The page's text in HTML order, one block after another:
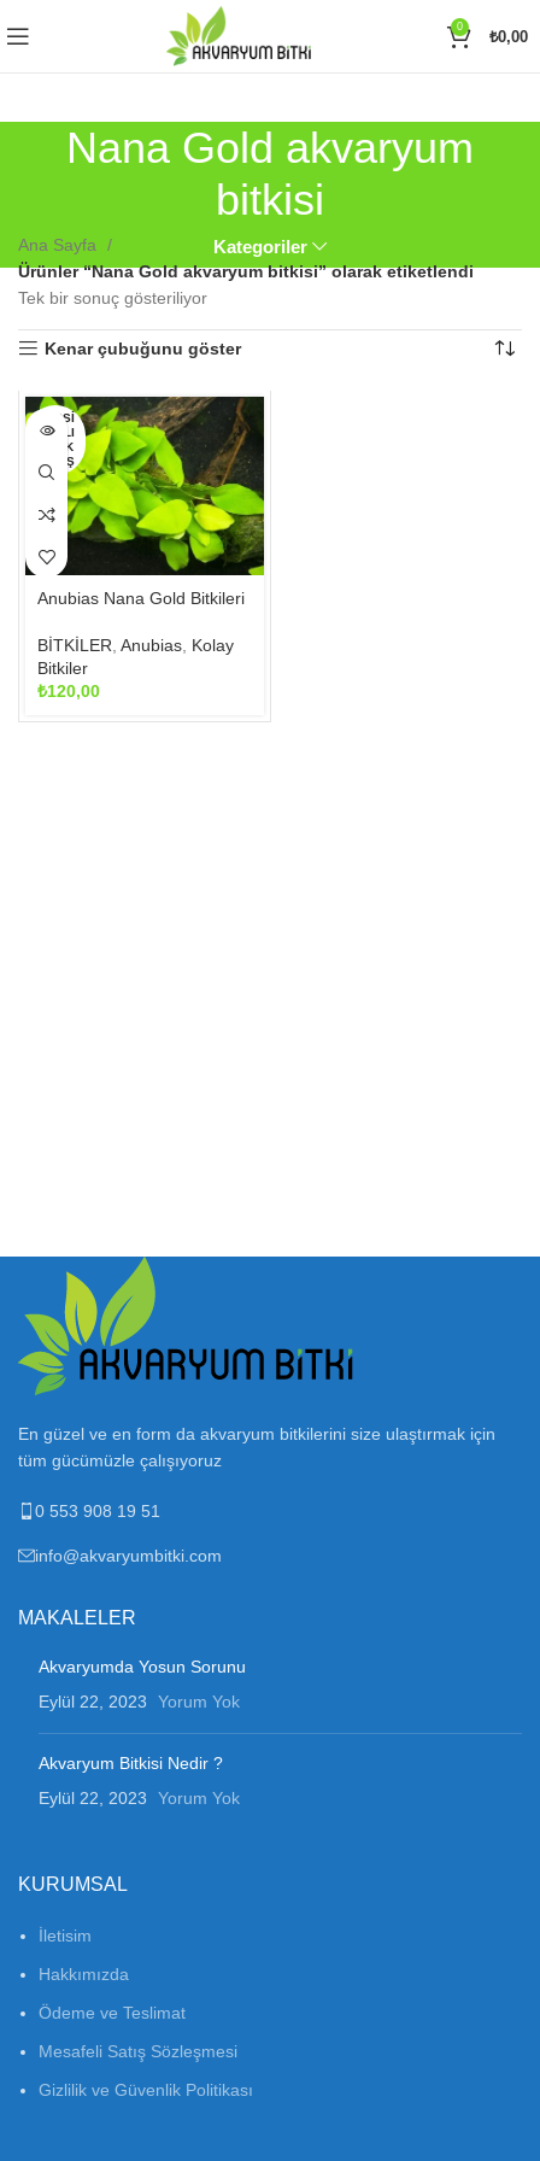
0
₺0,00
Nana Gold akvaryum
bitkisi
Kategoriler
Ana Sayfa
Ürünler “Nana Gold akvaryum bitkisi” olarak etiketlendi
Tek bir sonuç gösteriliyor
Kenar çubuğunu göster
HEPSI
SATILI
P TÜK
ENMIŞ
Anubias Nana Gold Bitkileri
BİTKİLER, Anubias, Kolay
Bitkiler
₺120,00
En güzel ve en form da akvaryum bitkilerini size ulaştırmak için
tüm gücümüzle çalışıyoruz
0 553 908 19 51
info@akvaryumbitki.com
MAKALELER
Akvaryumda Yosun Sorunu
Eylül 22, 2023
Yorum Yok
Akvaryum Bitkisi Nedir ?
Eylül 22, 2023
Yorum Yok
KURUMSAL
İletisim
Hakkımızda
Ödeme ve Teslimat
Mesafeli Satış Sözleşmesi
Gizlilik ve Güvenlik Politikası